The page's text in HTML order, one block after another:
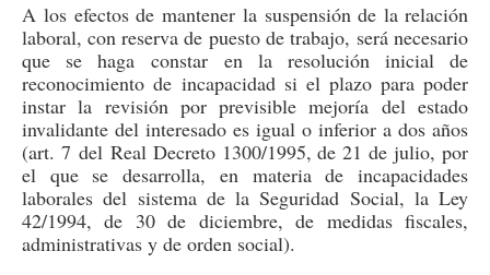
A los efectos demantener lasuspensión de la relación
laboral, con reserva de puesto de trabajo, será necesario
que se haga constar en la resolución inicial de
reconocimiento de incapacidad si el plazo para poder
instar la revisión por previsible mejoría del estado
invalidante del interesado es igual o inferior a dos años
(art. 7 del Real Decreto 1300/1995, de 21 de julio, por
el que se desarrolla, en materia de incapacidades
laborales del sistema de la Seguridad Social, la Ley
42/1994, de 30 de diciembre, de medidas fiscales,
administrativas y de orden social).